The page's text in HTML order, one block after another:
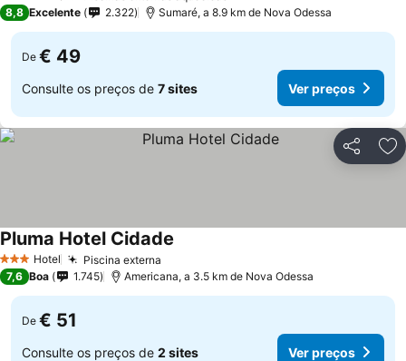
8,8 Excelente 2.322 Sumaré, a 8.9 km de Nova Odessa
De € 49
Consulte os preços de 7 sites Ver preços
Partilhar
3 EstrelasHotel Piscina externa
Pluma Hotel Cidade
7,6 Boa 1.745 Americana, a 3.5 km de Nova Odessa
De € 51
Consulte os preços de 2 sites Ver preços